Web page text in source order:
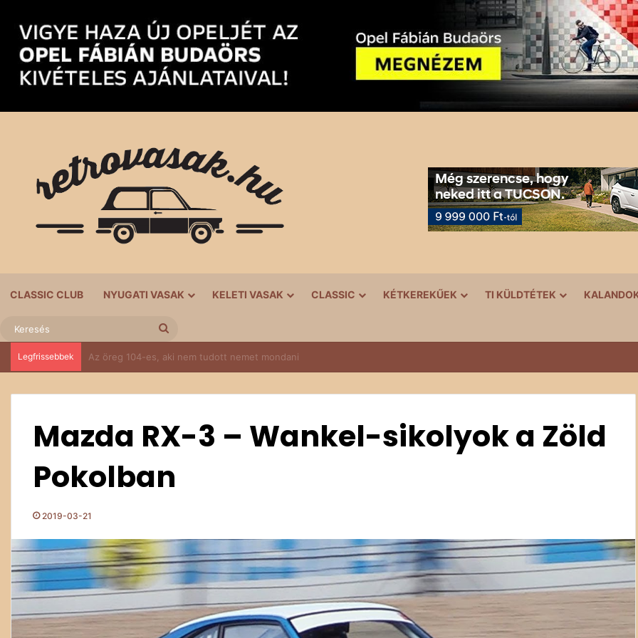
CLASSIC CLUB NYUGATI VASAK KELETI VASAK CLASSIC KÉTKEREKŰEK TI KÜLDTÉTEK
Legfrissebbek Fa alól a dobogó tetejére – egy 1963-as Trabant története, ami többről szól, mint egy felújítás
Mazda RX-3 – Wankel-sikolyok a Zöld
Pokolban
2019-03-21